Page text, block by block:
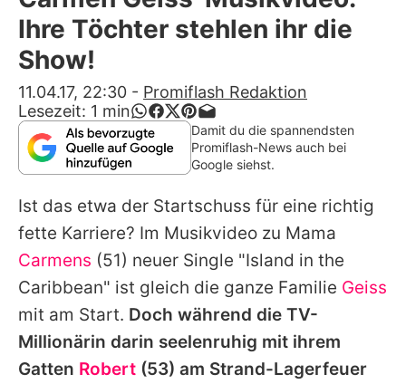
Alle Themen auf Promiflash
App runterladen
Team
Redaktionelle Richtlinien
Impressum
Datenschutzerklärung
Nutzungsbedingungen
Utiq verwalten
Ihre Töchter stehlen ihr die
Show!
11.04.17, 22:30 - Promiflash Redaktion
Lesezeit: 1 min
Damit du die spannendsten
Promiflash-News auch bei
Google siehst.
Ist das etwa der Startschuss für eine richtig
fette Karriere? Im Musikvideo zu Mama
Carmens (51) neuer Single "Island in the
Caribbean" ist gleich die ganze Familie Geiss
mit am Start. Doch während die TV-
Millionärin darin seelenruhig mit ihrem
Gatten Robert (53) am Strand-Lagerfeuer